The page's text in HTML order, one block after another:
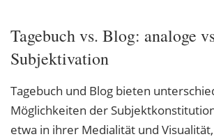
Tagebuch vs. Blog: analoge
Subjektivation
Tagebuch und Blog bieten
Möglichkeiten der
etwa in ihrer Medialität und